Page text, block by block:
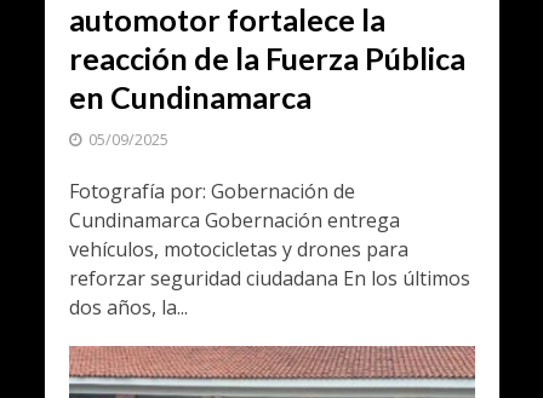
automotor fortalece la
reacción de la Fuerza Pública
en Cundinamarca
05/09/2025
Fotografía por: Gobernación de
Cundinamarca Gobernación entrega
vehículos, motocicletas y drones para
reforzar seguridad ciudadana En los últimos
dos años, la...